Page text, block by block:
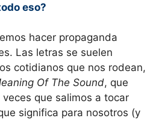
eso?
hacer propaganda
Las letras se suelen
cotidianos que nos rodean,
Of The Sound, que
que salimos a tocar
significa para nosotros (y